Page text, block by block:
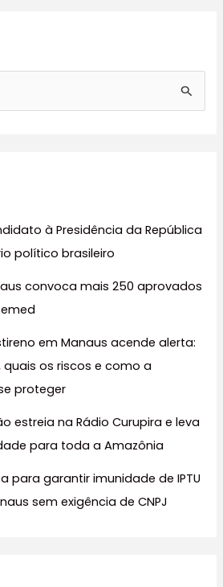
à Presidência da República
político brasileiro
convoca mais 250 aprovados
em Manaus acende alerta:
os riscos e como a
proteger
estreia na Rádio Curupira e leva
para toda a Amazônia
para garantir imunidade de IPTU
sem exigência de CNPJ